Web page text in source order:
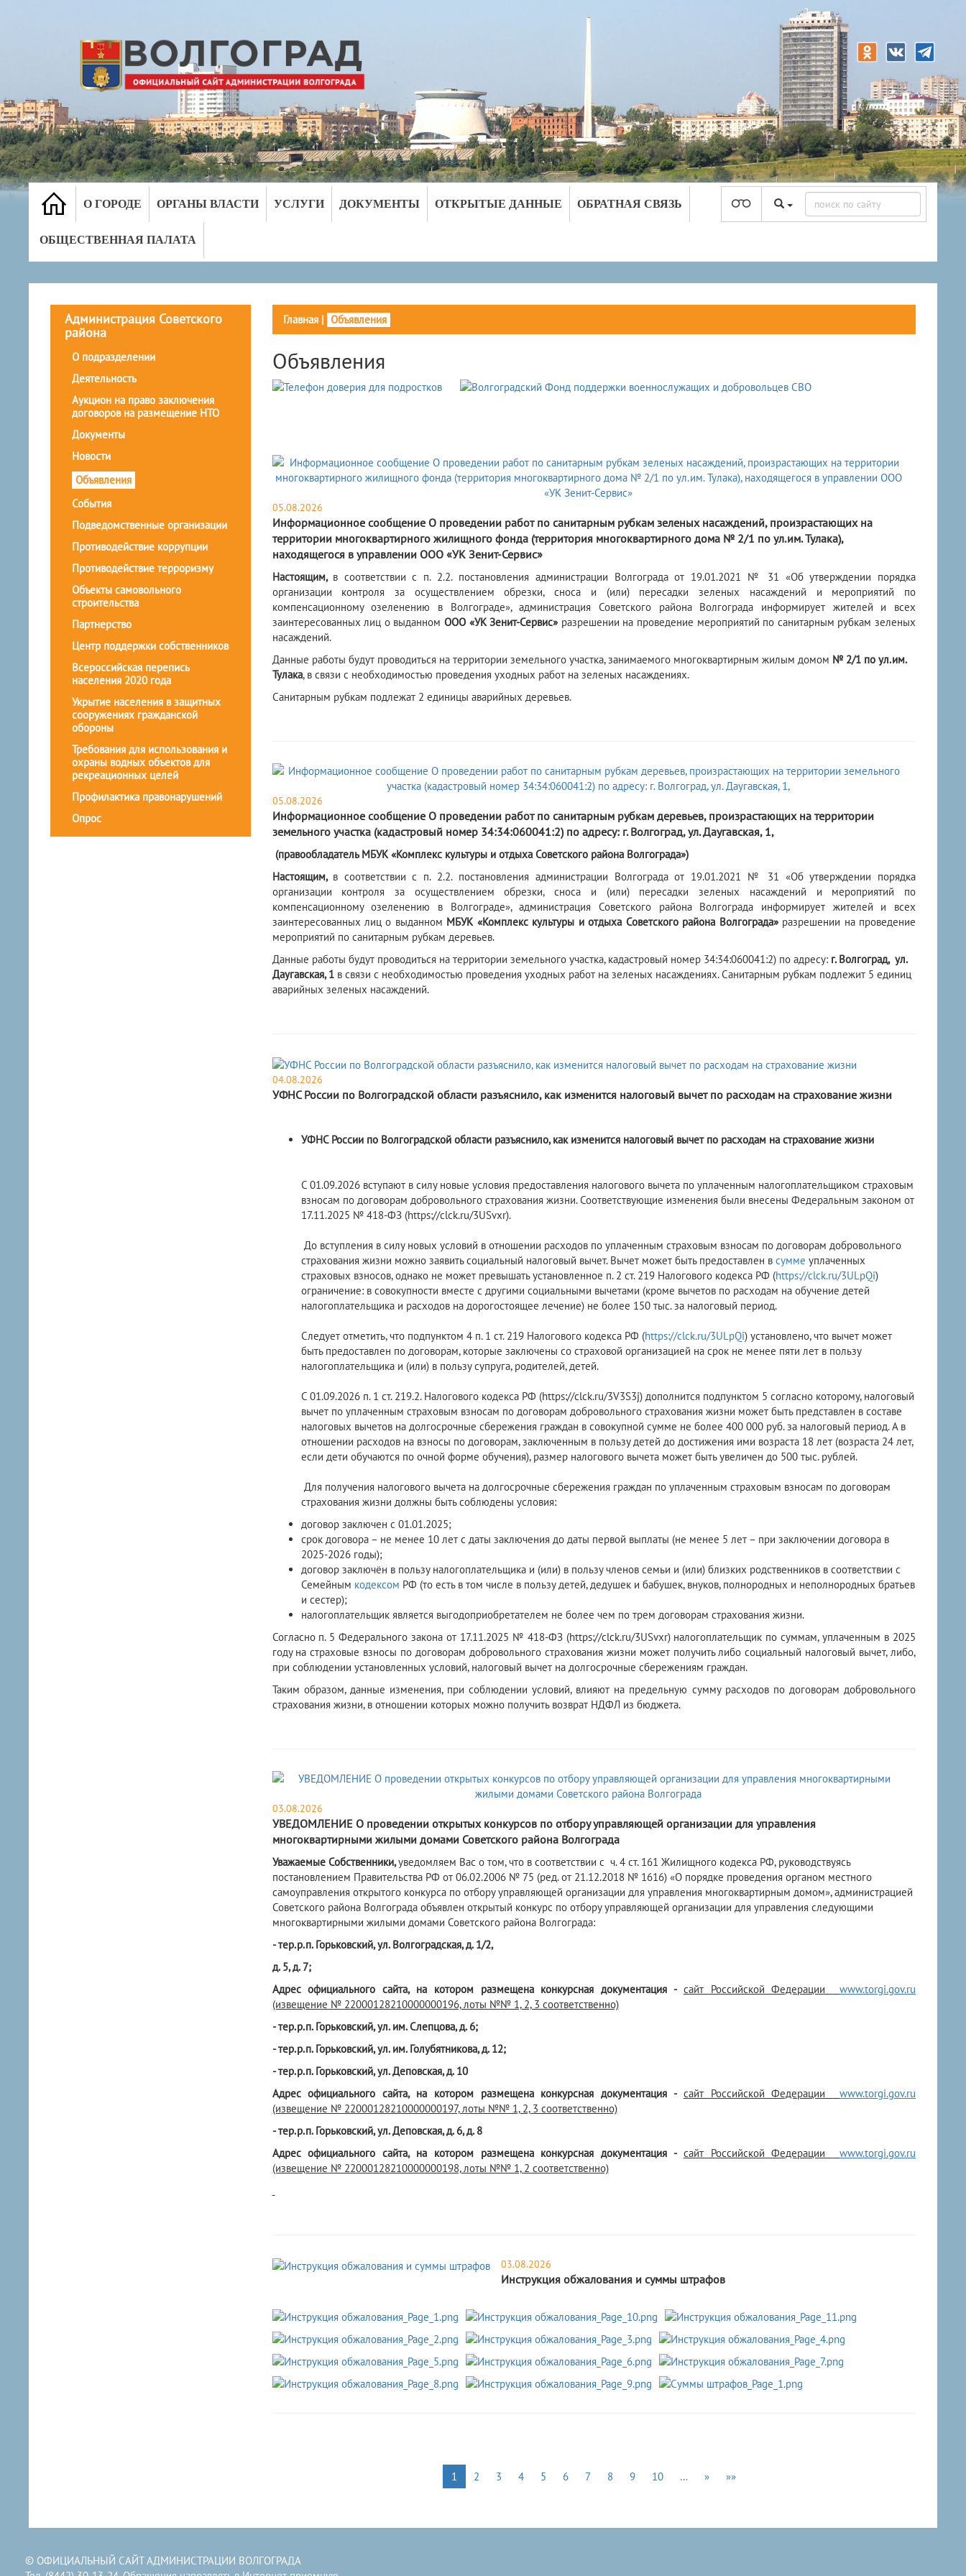
О ГОРОДЕ ОРГАНЫ ВЛАСТИ УСЛУГИ ДОКУМЕНТЫ ОТКРЫТЫЕ ДАННЫЕ ОБРАТНАЯ СВЯЗЬ
ОБЩЕСТВЕННАЯ ПАЛАТА
Администрация Советского
района
О подразделении
Деятельность
Аукцион на право заключения
договоров на размещение НТО
Документы
Новости
Объявления
События
Подведомственные организации
Противодействие коррупции
Противодействие терроризму
Объекты самовольного
строительства
Партнерство
Центр поддержки собственников
Всероссийская перепись
населения 2020 года
Укрытие населения в защитных
сооружениях гражданской
обороны
Требования для использования и
охраны водных объектов для
рекреационных целей
Профилактика правонарушений
Опрос
Главная| Объявления
Объявления
05.08.2026
Информационное сообщение О проведении работ по санитарным рубкам зеленых насаждений, произрастающих на
территории многоквартирного жилищного фонда (территория многоквартирного дома № 2/1 по ул.им. Тулака),
находящегося в управлении ООО «УК Зенит-Сервис»
Настоящим, в соответствии с п. 2.2. постановления администрации Волгограда от 19.01.2021 № 31 «Об утверждении порядка
организации контроля за осуществлением обрезки, сноса и (или) пересадки зеленых насаждений и мероприятий по
компенсационному озеленению в Волгограде», администрация Советского района Волгограда информирует жителей и всех
заинтересованных лиц о выданном ООО «УК Зенит-Сервис» разрешении на проведение мероприятий по санитарным рубкам зеленых
насаждений.
Данные работы будут проводиться на территории земельного участка, занимаемого многоквартирным жилым домом № 2/1по ул.им.
Тулака, в связи с необходимостью проведения уходных работ на зеленых насаждениях.
Санитарным рубкам подлежат 2 единицы аварийных деревьев.
05.08.2026
Информационное сообщение О проведении работ по санитарным рубкам деревьев, произрастающих на территории
земельного участка (кадастровый номер 34:34:060041:2) по адресу: г. Волгоград, ул. Даугавская, 1,
(правообладатель МБУК «Комплекс культуры и отдыха Советского района Волгограда»)
Настоящим, в соответствии с п. 2.2. постановления администрации Волгограда от 19.01.2021 № 31 «Об утверждении порядка
организации контроля за осуществлением обрезки, сноса и (или) пересадки зеленых насаждений и мероприятий по
компенсационному озеленению в Волгограде», администрация Советского района Волгограда информирует жителей и всех
заинтересованных лиц о выданном МБУК «Комплекс культуры и отдыха Советского района Волгограда» разрешении на проведение
мероприятий по санитарным рубкам деревьев.
Данные работы будут проводиться на территории земельного участка, кадастровый номер 34:34:060041:2) по адресу:г. Волгоград, ул.
Даугавская, 1 в связи с необходимостью проведения уходных работ на зеленых насаждениях. Санитарным рубкам подлежит 5 единиц
аварийных зеленых насаждений.
04.08.2026
​УФНС России по Волгоградской области разъяснило, как изменится налоговый вычет по расходам на страхование жизни
УФНС России по Волгоградской области разъяснило, как изменится налоговый вычет по расходам на страхование жизни
С 01.09.2026 вступают в силу новые условия предоставления налогового вычета по уплаченным налогоплательщиком страховым
взносам по договорам добровольного страхования жизни. Соответствующие изменения были внесены Федеральным законом от
17.11.2025 № 418-ФЗ (https://clck.ru/3USvxr).
До вступления в силу новых условий в отношении расходов по уплаченным страховым взносам по договорам добровольного
страхования жизни можно заявить социальный налоговый вычет. Вычет может быть предоставлен в сумме уплаченных
страховых взносов, однако не может превышать установленное п. 2 ст. 219 Налогового кодекса РФ (https://clck.ru/3ULpQi)
ограничение: в совокупности вместе с другими социальными вычетами (кроме вычетов по расходам на обучение детей
налогоплательщика и расходов на дорогостоящее лечение) не более 150 тыс. за налоговый период.
Следует отметить, что подпунктом 4 п. 1 ст. 219 Налогового кодекса РФ (https://clck.ru/3ULpQi) установлено, что вычет может
быть предоставлен по договорам, которые заключены со страховой организацией на срок не менее пяти лет в пользу
налогоплательщика и (или) в пользу супруга, родителей, детей.
С 01.09.2026 п. 1 ст. 219.2. Налогового кодекса РФ (https://clck.ru/3V3S3j) дополнится подпунктом 5 согласно которому, налоговый
вычет по уплаченным страховым взносам по договорам добровольного страхования жизни может быть представлен в составе
налоговых вычетов на долгосрочные сбережения граждан в совокупной сумме не более 400 000 руб. за налоговый период. А в
отношении расходов на взносы по договорам, заключенным в пользу детей до достижения ими возраста 18 лет (возраста 24 лет,
если дети обучаются по очной форме обучения), размер налогового вычета может быть увеличен до 500 тыс. рублей.
Для получения налогового вычета на долгосрочные сбережения граждан по уплаченным страховым взносам по договорам
страхования жизни должны быть соблюдены условия:
договор заключен с 01.01.2025;
срок договора – не менее 10 лет с даты заключения до даты первой выплаты (не менее 5 лет – при заключении договора в
2025-2026 годы);
договор заключён в пользу налогоплательщика и (или) в пользу членов семьи и (или) близких родственников в соответствии с
Семейным кодексом РФ (то есть в том числе в пользу детей, дедушек и бабушек, внуков, полнородных и неполнородных братьев
и сестер);
налогоплательщик является выгодоприобретателем не более чем по трем договорам страхования жизни.
Согласно п. 5 Федерального закона от 17.11.2025 № 418-ФЗ (https://clck.ru/3USvxr) налогоплательщик по суммам, уплаченным в 2025
году на страховые взносы по договорам добровольного страхования жизни может получить либо социальный налоговый вычет, либо,
при соблюдении установленных условий, налоговый вычет на долгосрочные сбережениям граждан.
Таким образом, данные изменения, при соблюдении условий, влияют на предельную сумму расходов по договорам добровольного
страхования жизни, в отношении которых можно получить возврат НДФЛ из бюджета.
03.08.2026
УВЕДОМЛЕНИЕ О проведении открытых конкурсов по отбору управляющей организации для управления
многоквартирными жилыми домами Советского района Волгограда
УважаемыеСобственники,уведомляем Вас о том, что в соответствии с ч. 4 ст. 161 Жилищного кодекса РФ, руководствуясь
постановлением Правительства РФ от 06.02.2006 № 75 (ред. от 21.12.2018 № 1616) «О порядке проведения органом местного
самоуправления открытого конкурса по отбору управляющей организации для управления многоквартирным домом», администрацией
Советского района Волгограда объявлен открытый конкурс по отбору управляющей организации для управления следующими
многоквартирными жилыми домами Советского района Волгограда:
- тер.р.п. Горьковский, ул. Волгоградская, д. 1/2,
д. 5, д. 7;
Адрес официального сайта, на котором размещена конкурсная документация - сайт Российской Федерации
www.torgi.gov.ru
(извещение № 22000128210000000196, лоты №№ 1, 2, 3 соответственно)
- тер.р.п. Горьковский, ул. им. Слепцова, д. 6;
- тер.р.п. Горьковский, ул. им. Голубятникова, д. 12;
- тер.р.п. Горьковский, ул. Деповская, д. 10
Адрес официального сайта, на котором размещена конкурсная документация - сайт Российской Федерации
www.torgi.gov.ru
(извещение № 22000128210000000197, лоты №№ 1, 2, 3 соответственно)
- тер.р.п. Горьковский, ул. Деповская, д. 6, д. 8
Адрес официального сайта, на котором размещена конкурсная документация - сайт Российской Федерации
www.torgi.gov.ru
(извещение № 22000128210000000198, лоты №№ 1, 2 соответственно)
03.08.2026
Инструкция обжалования и суммы штрафов
1 2 3 4 5 6 7 8 9 10 … » »»
© ОФИЦИАЛЬНЫЙ САЙТ АДМИНИСТРАЦИИ ВОЛГОГРАДА